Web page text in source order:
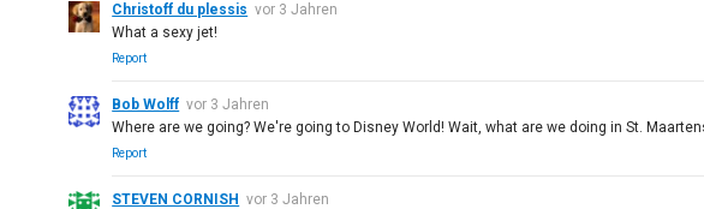
Christoff du plessis vor 3 Jahren
What a sexy jet!
Report
Bob Wolff vor 3 Jahren
Where are we going? We're going to Disney World! Wait, what are we doing in St.
Report
STEVEN CORNISH vor 3 Jahren